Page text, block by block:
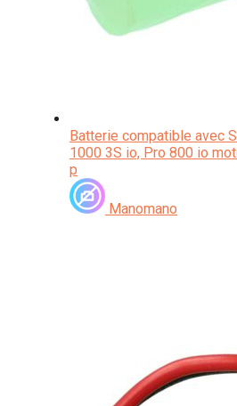
Batterie compatible avec
1000 3S io, Pro 800 io
p
Manomano